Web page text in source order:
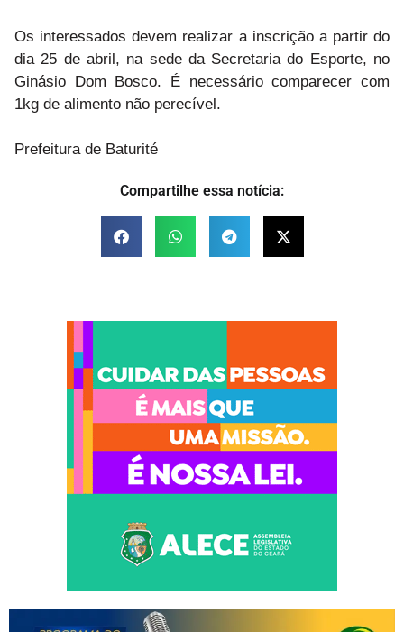
Os interessados devem realizar a inscrição a partir do
dia 25 de abril, na sede da Secretaria do Esporte, no
Ginásio Dom Bosco. É necessário comparecer com
1kg de alimento não perecível.
Prefeitura de Baturité
Compartilhe essa notícia: